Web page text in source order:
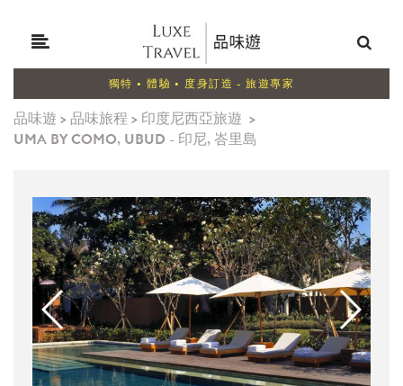
獨特 • 體驗 • 度身訂造 - 旅遊專家
品味遊 > 品味旅程 > 印度尼西亞旅遊 >
UMA BY COMO, UBUD - 印尼, 峇里島